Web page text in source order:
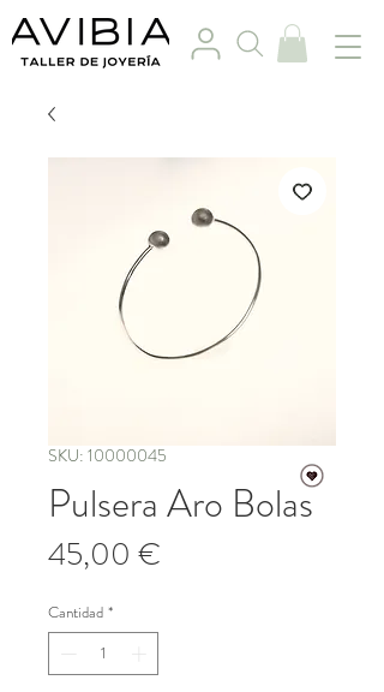
SKU: 10000045
Pulsera Aro Bolas
45,00 €
Cantidad *